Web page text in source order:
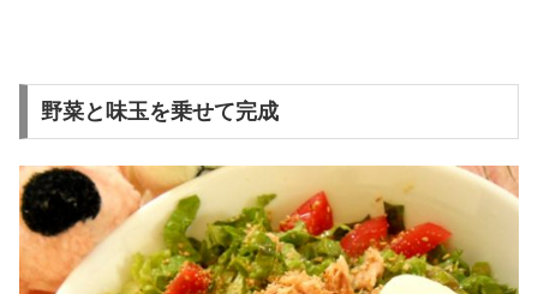
野菜と味玉を乗せて完成